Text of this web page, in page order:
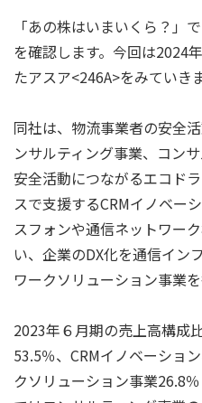
「あの株はいまいくら？」
を確認します。今回は2024
たアスア<246A>をみていきま
同社は、物流事業者の安全
ンサルティング事業、コン
安全活動につながるエコド
スで支援するCRMイノベー
スフォンや通信ネットワー
い、企業のDX化を通信イン
ワークソリューション事業を
2023年６月期の売上高構成
53.5％、CRMイノベーショ
クソリューション事業26.8